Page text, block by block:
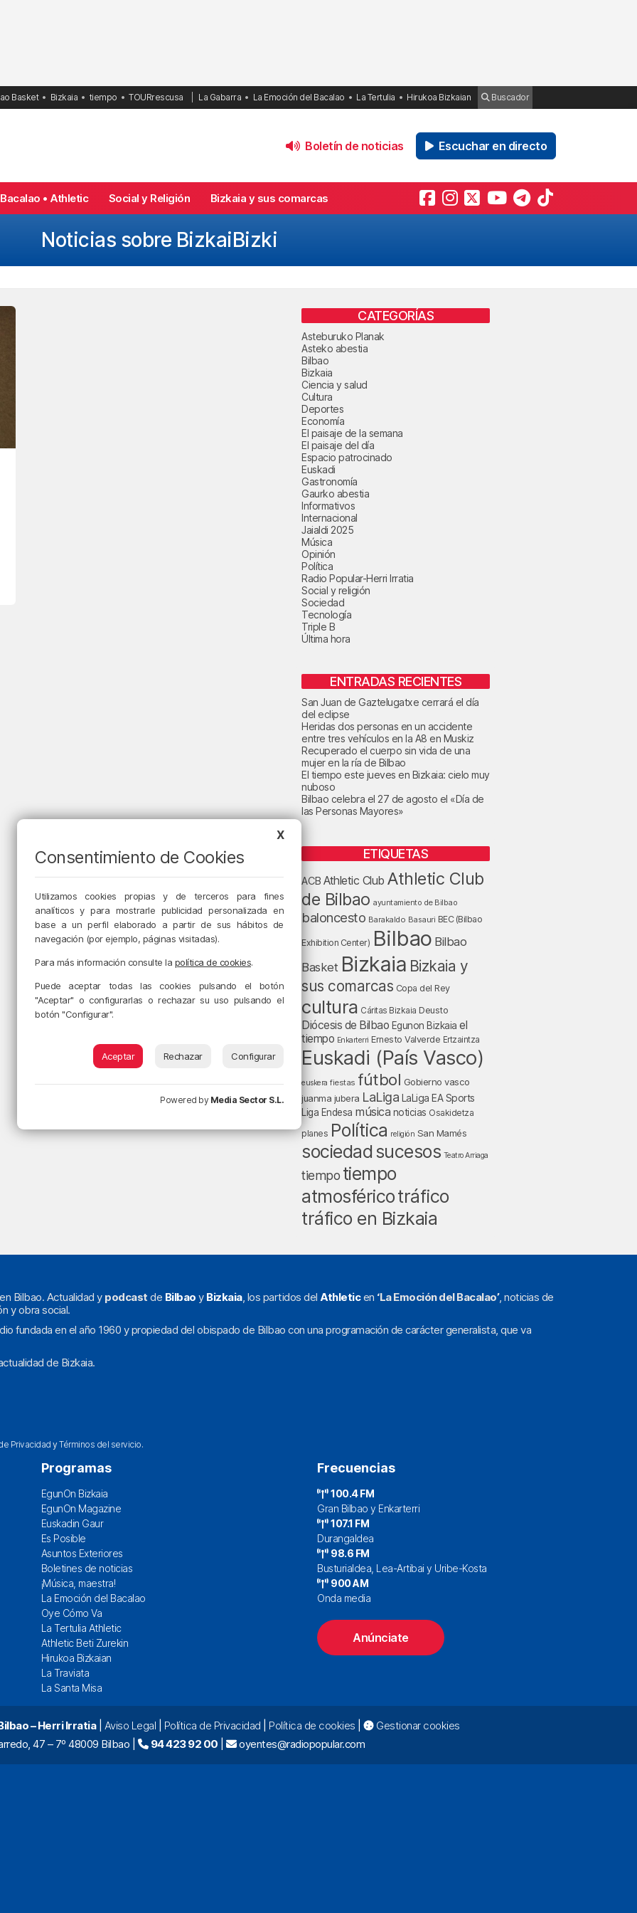
Basket Bizkaia tiempo TOURrescusa La Gabarra La Emoción del Bacalao La Tertulia Hirukoa Bizkaian Buscador
Boletín de noticias Escuchar en directo
Bacalao • Athletic Social y Religión Bizkaia y sus comarcas
Noticias sobre BizkaiBizki
CATEGORÍAS
Asteburuko Planak
Asteko abestia
Bilbao
Bizkaia
Ciencia y salud
Cultura
Deportes
Economía
El paisaje de la semana
El paisaje del día
Espacio patrocinado
Euskadi
Gastronomía
Gaurko abestia
Informativos
Internacional
Jaialdi 2025
Música
Opinión
Política
Radio Popular-Herri Irratia
Social y religión
Sociedad
Tecnología
Triple B
Última hora
ENTRADAS RECIENTES
San Juan de Gaztelugatxe cerrará el día
del eclipse
Heridas dos personas en un accidente
entre tres vehículos en la A8 en Muskiz
Recuperado el cuerpo sin vida de una
mujer en la ría de Bilbao
El tiempo este jueves en Bizkaia: cielo muy
nuboso
Bilbao celebra el 27 de agosto el «Día de
las Personas Mayores»
ETIQUETAS
ACB Athletic Club Athletic Club
de Bilbao ayuntamiento de Bilbao
baloncesto Barakaldo Basauri BEC (Bilbao
Exhibition Center) Bilbao Bilbao
Basket Bizkaia Bizkaia y
sus comarcas Copa del Rey
cultura Cáritas Bizkaia Deusto
Diócesis de Bilbao Egunon Bizkaia el
tiempo Enkarterri Ernesto Valverde Ertzaintza
Euskadi (País Vasco)
euskera fiestas fútbol Gobierno vasco
juanma jubera LaLiga LaLiga EA Sports
Liga Endesa música noticias Osakidetza
planes Política religión San Mamés
sociedad sucesos Teatro Arriaga
tiempo tiempo
atmosféricotráfico
tráfico en Bizkaia
Bilbao. Actualidad y podcast de Bilbao y Bizkaia, los partidos del Athleticen ‘La Emoción del Bacalao’, noticias de
y obra social.
fundada en el año 1960 y propiedad del obispado de Bilbao con una programación de carácter generalista, que va
de Bizkaia.
PrivacidadyTérminos del servicio.
Programas
EgunOn Bizkaia
EgunOn Magazine
Euskadin Gaur
Es Posible
Asuntos Exteriores
Boletines de noticias
¡Música, maestra!
La Emoción del Bacalao
Oye Cómo Va
La Tertulia Athletic
Athletic Beti Zurekin
Hirukoa Bizkaian
La Traviata
La Santa Misa
Frecuencias
100.4 FM
Gran Bilbao y Enkarterri
107.1 FM
Durangaldea
98.6 FM
Busturialdea, Lea-Artibai y Uribe-Kosta
900 AM
Onda media
Anúnciate
– Herri Irratia| Aviso Legal Política de Privacidad Política de cookies
Gestionar cookies
47 – 7º 48009 Bilbao |
94 423 92 00 | oyentes@radiopopular.com
X
Consentimiento de Cookies
Utilizamos cookies propias y de terceros para fines
analíticos y para mostrarle publicidad personalizada en
base a un perfil elaborado a partir de sus hábitos de
navegación (por ejemplo, páginas visitadas).
Para más información consulte la política de cookies.
Puede aceptar todas las cookies pulsando el botón
"Aceptar" o configurarlas o rechazar su uso pulsando el
botón "Configurar".
Aceptar Rechazar Configurar
Powered by Media Sector S.L.